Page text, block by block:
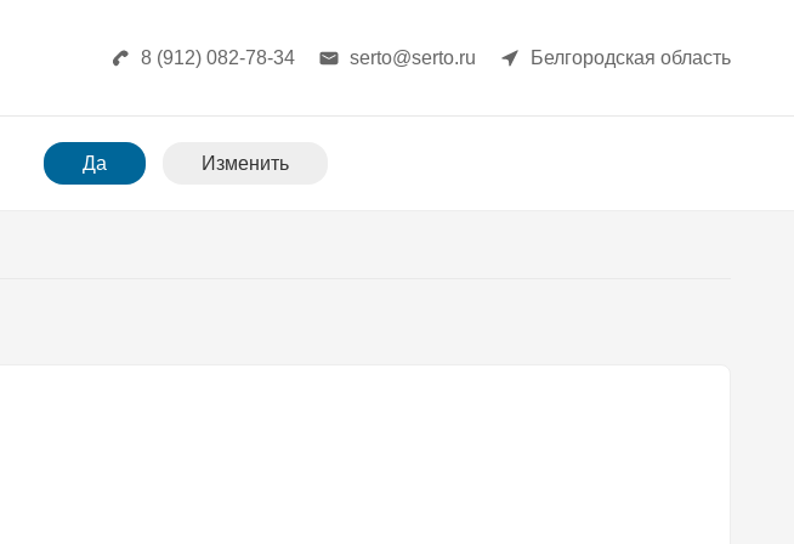
8 (912) 082-78-34 serto@serto.ru Белгородская область
Да Изменить